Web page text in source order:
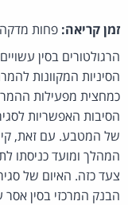
זמן קריאה: פחות מדקה
הרגולטורים בסין
הסיניות המקוונות
כמחצית מפעילות
הסיבות האפשריות
של המטבע. עם זאת,
המהלך ומועד כניסתו
צעד כזה. האיום של
הבנק המרכזי בסין אסר